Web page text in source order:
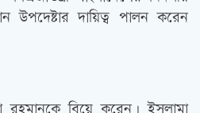
উপদেষ্টার দায়িত্ব পালন করেন